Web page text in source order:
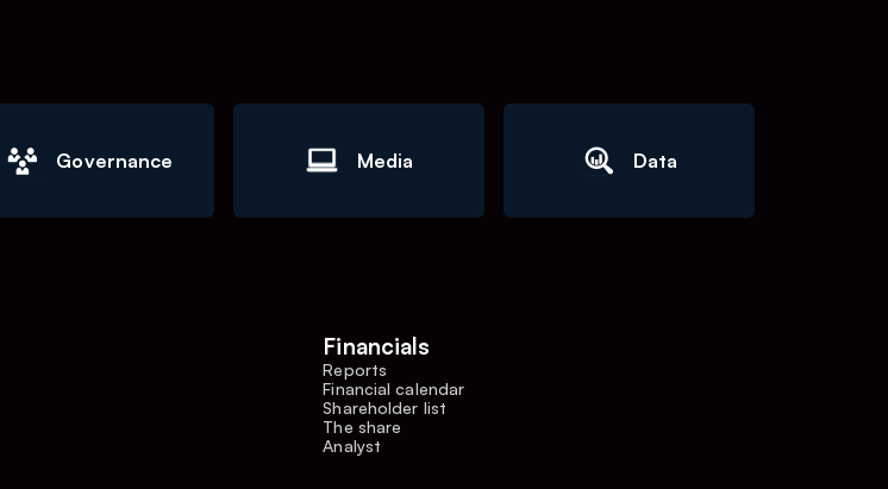
Governance Media Data
Financials
Reports
Financial calendar
Shareholder list
The share
Analyst